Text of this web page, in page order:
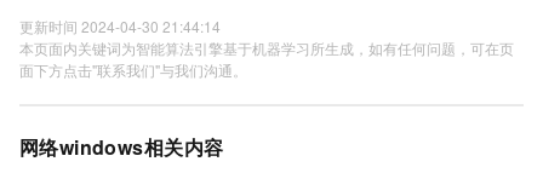
更新时间 2024-04-30 21:44:14
本页面内关键词为智能算法引擎基于机器学习所生成，如有任何问题，可在页
面下方点击"联系我们"与我们沟通。
网络windows相关内容